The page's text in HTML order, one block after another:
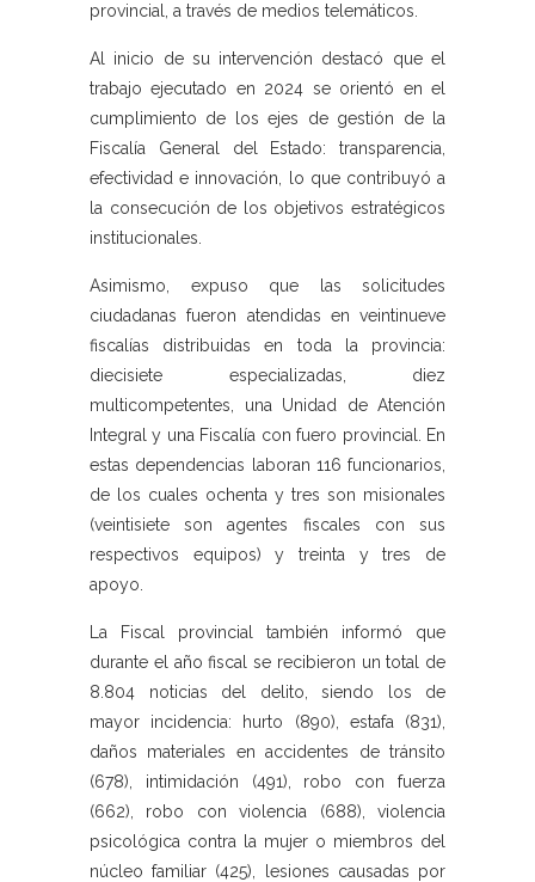
provincial, a través de medios telemáticos.
Al inicio de su intervención destacó que el
trabajo ejecutado en 2024 se orientó en el
cumplimiento de los ejes de gestión de la
Fiscalía General del Estado: transparencia,
efectividad e innovación, lo que contribuyó a
la consecución de los objetivos estratégicos
institucionales.
Asimismo, expuso que las solicitudes
ciudadanas fueron atendidas en veintinueve
fiscalías distribuidas en toda la provincia:
diecisiete especializadas, diez
multicompetentes, una Unidad de Atención
Integral y una Fiscalía con fuero provincial. En
estas dependencias laboran 116 funcionarios,
de los cuales ochenta y tres son misionales
(veintisiete son agentes fiscales con sus
respectivos equipos) y treinta y tres de
apoyo.
La Fiscal provincial también informó que
durante el año fiscal se recibieron un total de
8.804 noticias del delito, siendo los de
mayor incidencia: hurto (890), estafa (831),
daños materiales en accidentes de tránsito
(678), intimidación (491), robo con fuerza
(662), robo con violencia (688), violencia
psicológica contra la mujer o miembros del
núcleo familiar (425), lesiones causadas por